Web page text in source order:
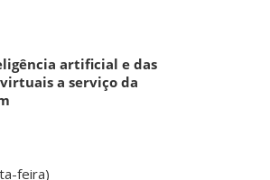
artificial e das
a serviço da
feira)